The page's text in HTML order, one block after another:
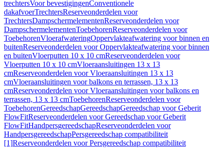
trechtersVoor bevestigingenConventionele
dakafvoerTrechtersReserveonderdelen voor
TrechtersDampschermelementenReserveonderdelen voor
DampschermelementenToebehorenReserveonderdelen voor
ToebehorenVloerafwateringOppervlakteafwatering voor binnen en
buitenReserveonderdelen voor Oppervlakteafwatering voor binnen
en buitenVloerputten 10 x 10 cmReserveonderdelen voor
Vloerputten 10 x 10 cmVloeraansluitingen 13 x 13
cmReserveonderdelen voor Vloeraansluitingen 13 x 13
cmVloeraansluitingen voor balkons en terrassen, 13 x 13
cmReserveonderdelen voor Vloeraansluitingen voor balkons en
terrassen, 13 x 13 cmToebehorenReserveonderdelen voor
ToebehorenGereedschapGereedschapGereedschap voor Geberit
FlowFitReserveonderdelen voor Gereedschap voor Geberit
FlowFitHandpersgereedschapReserveonderdelen voor
HandpersgereedschapPersgereedschap compatibiliteit
[1]Reserveonderdelen voor Persgereedschap compatibiliteit